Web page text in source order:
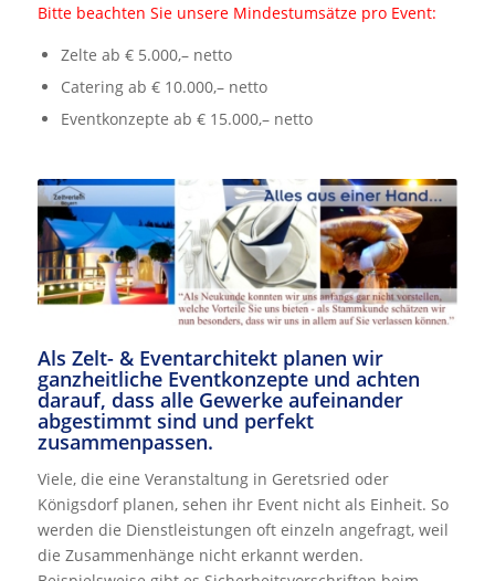
Bitte beachten Sie unsere Mindestumsätze pro Event:
Zelte ab € 5.000,– netto
Catering ab € 10.000,– netto
Eventkonzepte ab € 15.000,– netto
Als Zelt- & Eventarchitekt planen wir
ganzheitliche Eventkonzepte und achten
darauf, dass alle Gewerke aufeinander
abgestimmt sind und perfekt
zusammenpassen.
Viele, die eine Veranstaltung in Geretsried oder
Königsdorf planen, sehen ihr Event nicht als Einheit. So
werden die Dienstleistungen oft einzeln angefragt, weil
die Zusammenhänge nicht erkannt werden.